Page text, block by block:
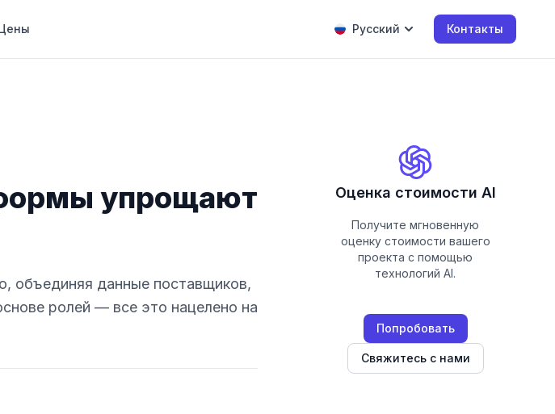
Русский Контакты
упрощают
объединяя данные поставщиков,
ролей — все это нацелено на
Оценка стоимости AI
Получите мгновенную
оценку стоимости вашего
проекта с помощью
технологий AI.
Попробовать
Свяжитесь с нами